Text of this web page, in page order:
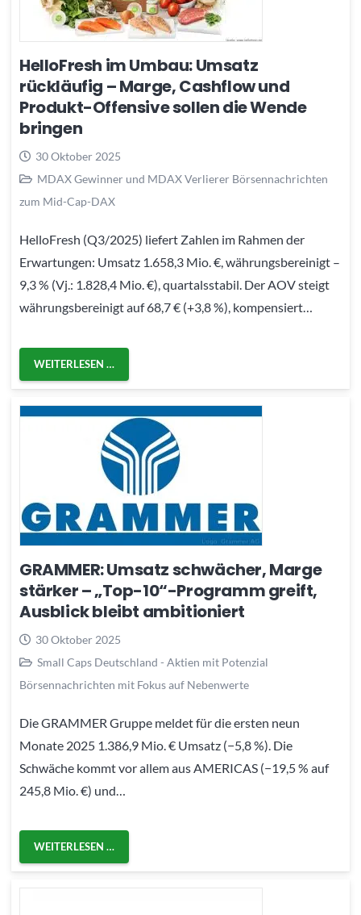
HelloFresh im Umbau: Umsatz
rückläufig – Marge, Cashflow und
Produkt-Offensive sollen die Wende
bringen
30 Oktober 2025
MDAX Gewinner und MDAX Verlierer Börsennachrichten
zum Mid-Cap-DAX
HelloFresh (Q3/2025) liefert Zahlen im Rahmen der
Erwartungen: Umsatz 1.658,3 Mio. €, währungsbereinigt –
9,3 % (Vj.: 1.828,4 Mio. €), quartalsstabil. Der AOV steigt
währungsbereinigt auf 68,7 € (+3,8 %), kompensiert…
WEITERLESEN …
GRAMMER: Umsatz schwächer, Marge
stärker – „Top-10“-Programm greift,
Ausblick bleibt ambitioniert
30 Oktober 2025
Small Caps Deutschland - Aktien mit Potenzial
Börsennachrichten mit Fokus auf Nebenwerte
Die GRAMMER Gruppe meldet für die ersten neun
Monate 2025 1.386,9 Mio. € Umsatz (−5,8 %). Die
Schwäche kommt vor allem aus AMERICAS (−19,5 % auf
245,8 Mio. €) und…
WEITERLESEN …